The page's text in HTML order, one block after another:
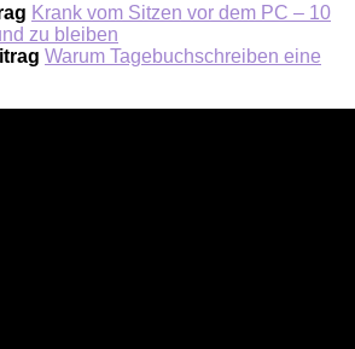
Krank vom Sitzen vor dem PC – 10
zu bleiben
Warum Tagebuchschreiben eine